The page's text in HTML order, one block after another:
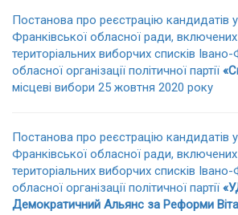
Постанова про реєстрацію кандидатів
Франківської обласної ради,
територіальних виборчих списків
обласної організації політичної партії
місцеві вибори 25 жовтня 2020 року
Постанова про реєстрацію кандидатів
Франківської обласної ради,
територіальних виборчих списків
обласної організації політичної партії
Демократичний Альянс за Реформи